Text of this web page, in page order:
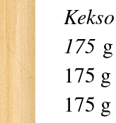
175
175
175